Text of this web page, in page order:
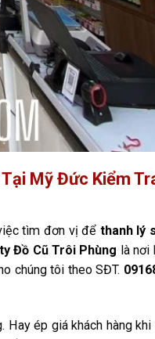
Mỹ Đức Kiểm
tìm đơn vị để thanh lý
Đồ Cũ Trôi Phùng là nơi
chúng tôi theo SĐT.
ép giá khách hàng khi